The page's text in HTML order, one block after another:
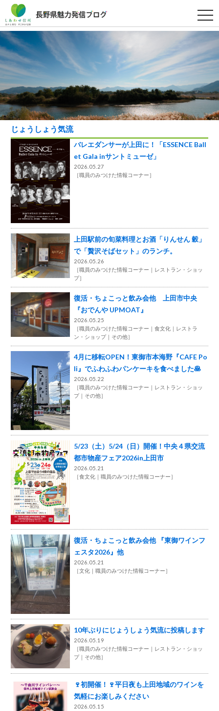
t
o
g
l
e
n
a
g
a
t
o
じょうしょう気流
バレエダンサーが上田に！「ESSENCE Ball
et Gala inサントミューゼ」
2026.05.27
［職員のみつけた情報コーナー］
上田駅前の旬菜料理とお酒「りんせん 穀」
で「贅沢そばセット」のランチ。
2026.05.26
［職員のみつけた情報コーナー
レストラン・ショッ
プ］
復活・ちょこっと飲み会他 上田市中央
『おでんや UPMOAT』
2026.05.25
［職員のみつけた情報コーナー 食文化
レストラ
ン・ショップ
その他］
4月に移転OPEN！東御市本海野『CAFE Po
li』でふわふわパンケーキを食べました🥞
2026.05.22
［職員のみつけた情報コーナー
レストラン・ショッ
プ
その他］
5/23（土）5/24（日）開催！中央４県交流
都市物産フェア2026in上田市
2026.05.21
［食文化 職員のみつけた情報コーナー］
復活・ちょこっと飲み会他 『東御ワインフ
ェスタ2026』他
2026.05.21
［文化 職員のみつけた情報コーナー］
10年ぶりにじょうしょう気流に投稿します
2026.05.19
［職員のみつけた情報コーナー
レストラン・ショッ
プ
その他］
🍷初開催！🍷平日夜も上田地域のワインを
気軽にお楽しみください
2026.05.15